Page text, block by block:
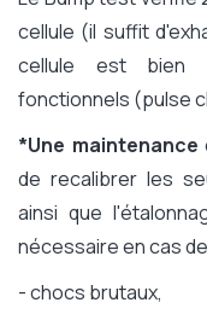
cellule (il suffit
cellule est bien
fonctionnels (pulse
*Une maintenance
de recalibrer les
ainsi que
nécessaire en cas de
- chocs brutaux,